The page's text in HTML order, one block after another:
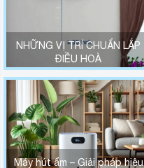
NHỮNG VỊ TRÍ CHUẨN LẮP
ĐIỀU HOÀ
Máy hút ẩm – Giải pháp hiệu